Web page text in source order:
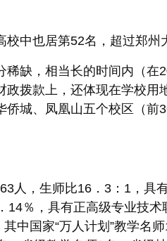
中也居第52名，超过郑
缺，相当长的时间内（
拨款上，还体现在学校
城、凤凰山五个校区（
人，生师比16．3：1，具
％，具有正高级专业技
中国家“万人计划”教学名